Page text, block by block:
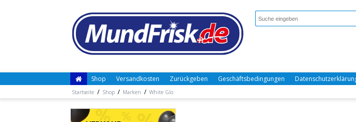
Shop Versandkosten Zurückgeben Geschäftsbedingungen
Startseite / Shop / Marken / White Glo